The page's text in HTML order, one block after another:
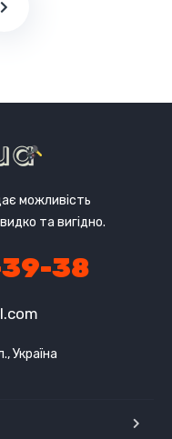
можливість
та вигідно.
38
Україна